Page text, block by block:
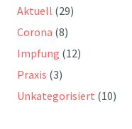
Aktuell (29)
Corona (8)
Impfung (12)
Praxis (3)
Unkategorisiert (10)